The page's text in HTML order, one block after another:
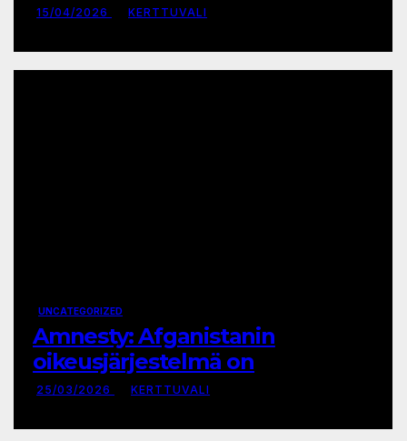
kriisiin vastaamiseksi
15/04/2026 KERTTUVALI
UNCATEGORIZED
Amnesty: Afganistanin
oikeusjärjestelmä on
romahtanut Talibanin
25/03/2026 KERTTUVALI